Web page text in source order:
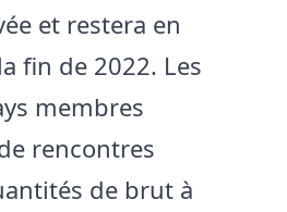
et restera en
fin de 2022. Les
membres
rencontres
de brut à